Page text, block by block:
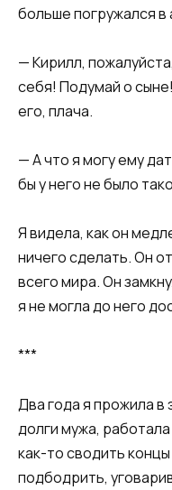
больше погружался в
​​— Кирилл,
себя! Подумай о
его, плача.​​
​​— А что я могу ему
бы у него не было
​​Я видела, как он
ничего сделать. Он
всего мира. Он
я не могла до него
​***​
​Два года я прожила
долги мужа,
как-то сводить
подбодрить,